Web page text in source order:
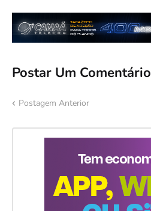
Postar Um Comentário
Postagem Anterior